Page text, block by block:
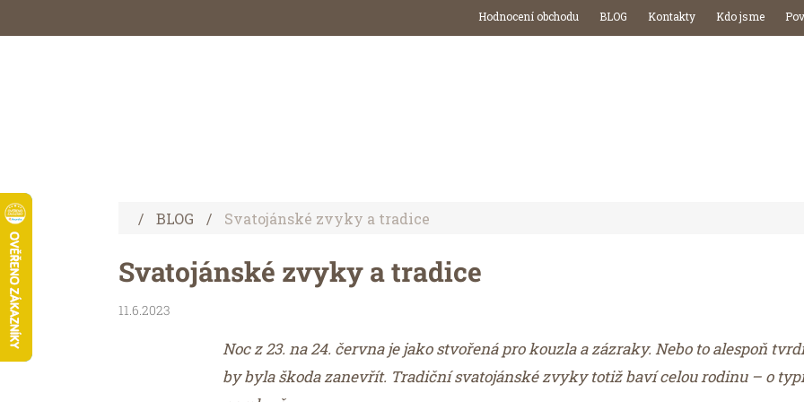
obsah
Hodnocení obchodu BLOG Kontakty Kdo jsme
Domů
/ BLOG / Svatojánské zvyky a tradice
Svatojánské zvyky a tradice
11.6.2023
Noc z 23. na 24. června je jako stvořená pro kouzla a zázraky. Nebo to alespoň
by byla škoda zanevřít. Tradiční svatojánské zvyky totiž baví celou rodinu – o